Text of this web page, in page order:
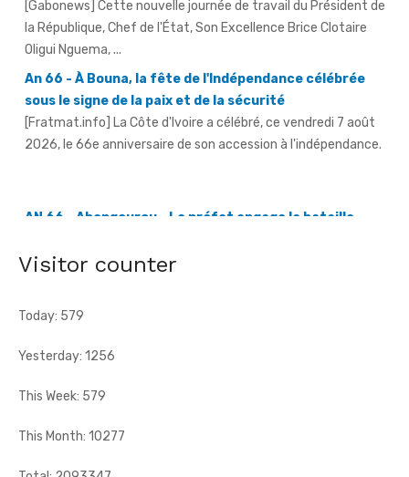
An 66 - À Bouna, la fête de l'Indépendance célébrée
sous le signe de la paix et de la sécurité
2026, le 66e anniversaire de son accession à l'indépendance.
Visitor counter
Today: 579
Yesterday: 1256
This Week: 579
This Month: 10277